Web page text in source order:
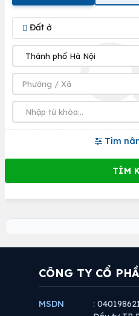
Đất ở
Tìm
CÔNG TY CỔ
MSDN
: